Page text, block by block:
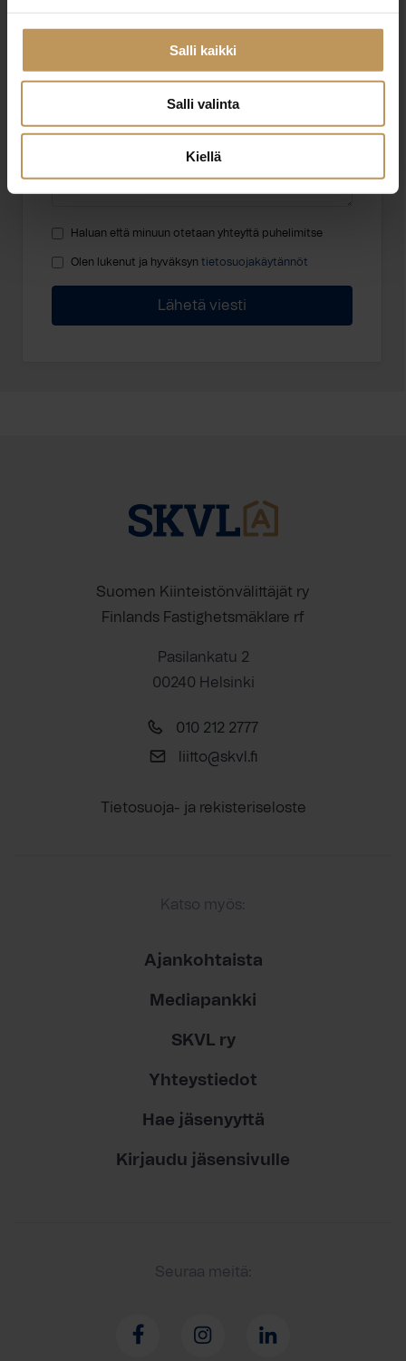
Salli kaikki
Salli valinta
Kiellä
Haluan että minuun otetaan yhteyttä puhelimitse
Olen lukenut ja hyväksyn tietosuojakäytännöt
Suomen Kiinteistönvälittäjät ry
Finlands Fastighetsmäklare rf
Pasilankatu 2
00240 Helsinki
010 212 2777
liitto@skvl.fi
Tietosuoja- ja rekisteriseloste
Katso myös:
Ajankohtaista
Mediapankki
SKVL ry
Yhteystiedot
Hae jäsenyyttä
Kirjaudu jäsensivulle
Seuraa meitä: